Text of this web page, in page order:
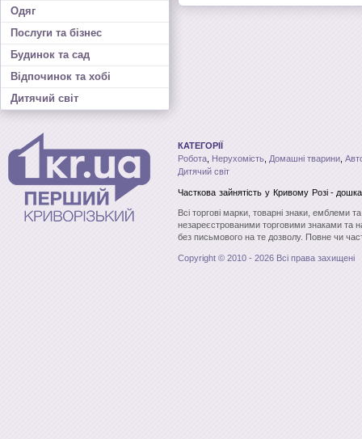
Одяг
Послуги та бізнес
Будинок та сад
Відпочинок та хобі
Дитячий світ
КАТЕГОРІЇ
Робота Нерухомість Домашні тварини
Дитячий світ
Часткова зайнятість у Кривому Розі -
Всі торгові марки, товарні знаки, емблеми
незареєстрованими торговими знаками та
без письмового на те дозволу. Повне чи
Copyright © 2010 - 2026 Всі права захищені